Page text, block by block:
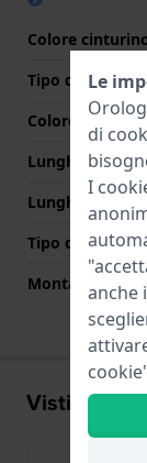
Colore
Tipo di
Colore Chiusura
Lunghezza
Lunghezza
Tipo di
Montatura
Visti di
Le
di
I
anche